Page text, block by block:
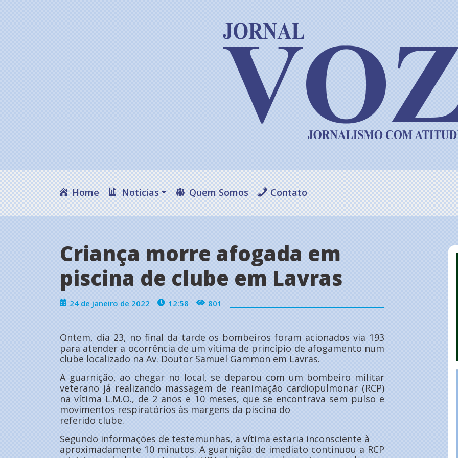
Home Notícias Quem Somos Contato
Criança morre afogada em
piscina de clube em Lavras
24 de janeiro de 2022 12:58 801
Ontem, dia 23, no final da tarde os bombeiros foram acionados via 193
para atender a ocorrência de um vítima de princípio de afogamento num
clube localizado na Av. Doutor Samuel Gammon em Lavras.
A guarnição, ao chegar no local, se deparou com um bombeiro militar
veterano já realizando massagem de reanimação cardiopulmonar (RCP)
na vítima L.M.O., de 2 anos e 10 meses, que se encontrava sem pulso e
movimentos respiratórios às margens da piscina do
referido clube.
Segundo informações de testemunhas, a vítima estaria inconsciente à
aproximadamente 10 minutos. A guarnição de imediato continuou a RCP